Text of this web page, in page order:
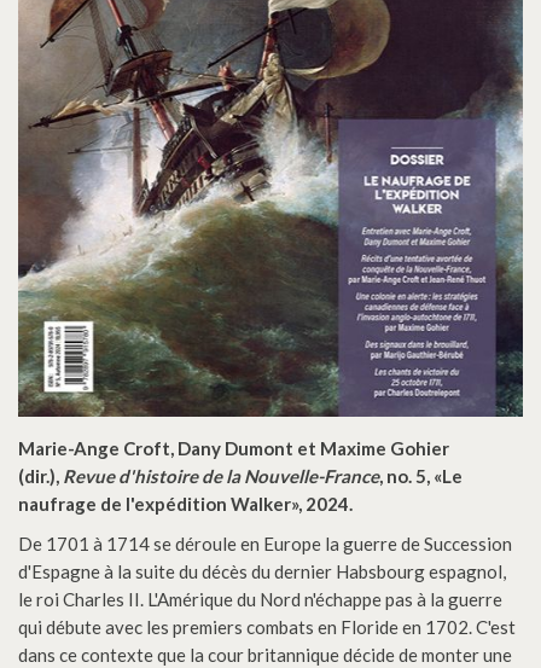
Marie-Ange Croft, Dany Dumont et Maxime Gohier
(dir.), Revue d'histoire de la Nouvelle-France, no. 5, «Le
naufrage de l'expédition Walker», 2024.
De 1701 à 1714 se déroule en Europe la guerre de Succession
d'Espagne à la suite du décès du dernier Habsbourg espagnol,
le roi Charles II. L'Amérique du Nord n'échappe pas à la guerre
qui débute avec les premiers combats en Floride en 1702. C'est
dans ce contexte que la cour britannique décide de monter une